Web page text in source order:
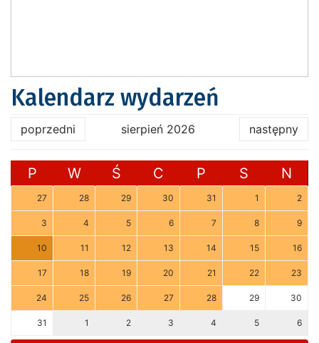
Kalendarz wydarzeń
poprzedni sierpień 2026 następny
P W Ś C P S N
27 28 29 30 31 1 2
3 4 5 6 7 8 9
10 11 12 13 14 15 16
17 18 19 20 21 22 23
24 25 26 27 28 29 30
31 1 2 3 4 5 6